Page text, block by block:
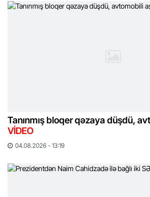
Tanınmış bloqer qəzaya düşdü,
VİDEO
04.08.2026 - 13:19